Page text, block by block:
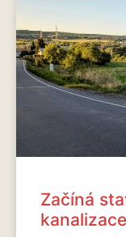
Začíná